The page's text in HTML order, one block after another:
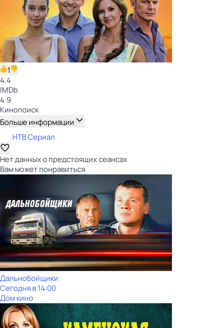
1
4.4
IMDb
4.9
Кинопоиск
Больше информации
НТВ Сериал
Нет данных о предстоящих сеансах
Вам может понравиться
Дальнобойщики
Сегодня в 14:00
Дом кино